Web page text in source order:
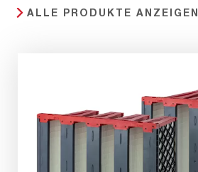
ALLE PRODUKTE ANZEIGEN